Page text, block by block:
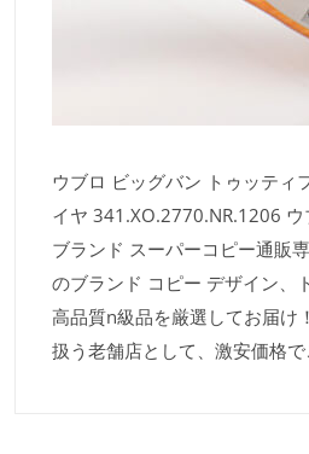
ウブロ ビッグバン トゥッティ
イヤ 341.XO.2770.NR.1206
ブランド スーパーコピー通販
のブランド コピー デザイン、
高品質n級品を厳選してお届け
扱う老舗店として、激安価格で